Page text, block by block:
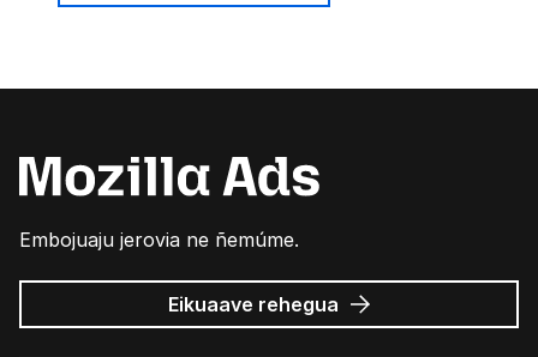
Embojuaju jerovia ne ñemúme.
Eikuaave Mozilla
marandu’i
rehegua